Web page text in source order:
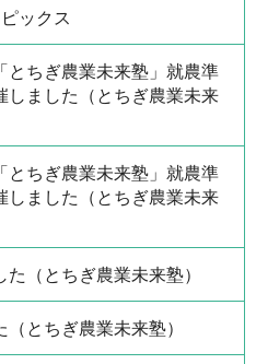
ックス
とちぎ農業未来塾」就農準
しました（とちぎ農業未来
とちぎ農業未来塾」就農準
しました（とちぎ農業未来
（とちぎ農業未来塾）
とちぎ農業未来塾）